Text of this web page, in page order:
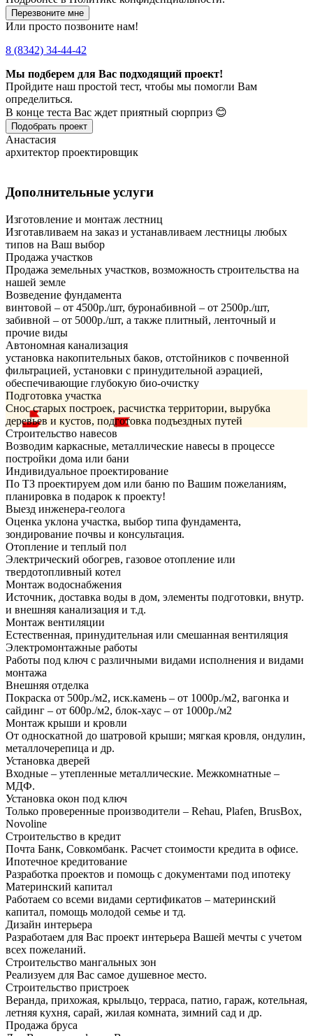
Перезвоните мне
Или просто позвоните нам!
8 (8342) 34-44-42
Мы подберем для Вас подходящий проект!
Пройдите наш простой тест, чтобы мы помогли Вам
определиться.
В конце теста Вас ждет приятный сюрприз 😊
Подобрать проект
Анастасия
архитектор проектировщик
Дополнительные услуги
Изготовление и монтаж лестниц
Изготавливаем на заказ и устанавливаем лестницы любых
типов на Ваш выбор
Продажа участков
Продажа земельных участков, возможность строительства на
нашей земле
Возведение фундамента
винтовой – от 4500р./шт, буронабивной – от 2500р./шт,
забивной – от 5000р./шт, а также плитный, ленточный и
прочие виды
Автономная канализация
установка накопительных баков, отстойников с почвенной
фильтрацией, установки с принудительной аэрацией,
обеспечивающие глубокую био-очистку
Подготовка участка
Снос старых построек, расчистка территории, вырубка
деревьев и кустов, подготовка подъездных путей
Строительство навесов
Возводим каркасные, металлические навесы в процессе
постройки дома или бани
Индивидуальное проектирование
По ТЗ проектируем дом или баню по Вашим пожеланиям,
планировка в подарок к проекту!
Выезд инженера-геолога
Оценка уклона участка, выбор типа фундамента,
зондирование почвы и консультация.
Отопление и теплый пол
Электрический обогрев, газовое отопление или
твердотопливный котел
Монтаж водоснабжения
Источник, доставка воды в дом, элементы подготовки, внутр.
и внешняя канализация и т.д.
Монтаж вентиляции
Естественная, принудительная или смешанная вентиляция
Электромонтажные работы
Работы под ключ с различными видами исполнения и видами
монтажа
Внешняя отделка
Покраска от 500р./м2, иск.камень – от 1000р./м2, вагонка и
сайдинг – от 600р./м2, блок-хаус – от 1000р./м2
Монтаж крыши и кровли
От односкатной до шатровой крыши; мягкая кровля, ондулин,
металлочерепица и др.
Установка дверей
Входные – утепленные металлические. Межкомнатные –
МДФ.
Установка окон под ключ
Только проверенные производители – Rehau, Plafen, BrusBox,
Novoline
Строительство в кредит
Почта Банк, Совкомбанк. Расчет стоимости кредита в офисе.
Ипотечное кредитование
Разработка проектов и помощь с документами под ипотеку
Материнский капитал
Работаем со всеми видами сертификатов – материнский
капитал, помощь молодой семье и тд.
Дизайн интерьера
Разработаем для Вас проект интерьера Вашей мечты с учетом
всех пожеланий.
Строительство мангальных зон
Реализуем для Вас самое душевное место.
Строительство пристроек
Веранда, прихожая, крыльцо, терраса, патио, гараж, котельная,
летняя кухня, сарай, жилая комната, зимний сад и др.
Продажа бруса